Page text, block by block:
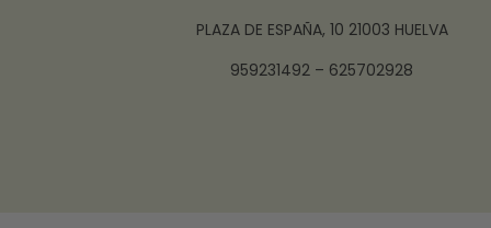
PLAZA DE ESPAÑA, 10 21003 HUELVA
959231492 – 625702928